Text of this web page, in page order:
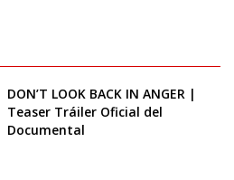
DON’T LOOK BACK IN ANGER |
Teaser Tráiler Oficial del
Documental